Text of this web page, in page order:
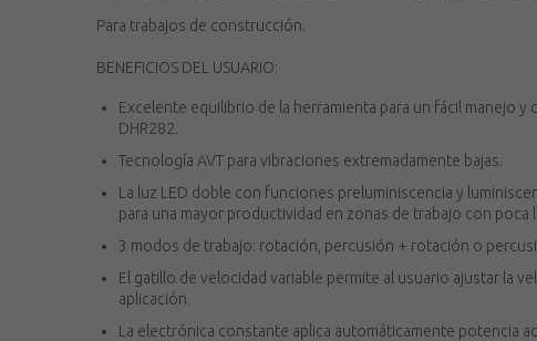
Para trabajos de construcción.
BENEFICIOS DEL USUARIO:
Excelente equilibrio de la herramienta para un fácil manejo y
DHR282.
Tecnología AVT para vibraciones extremadamente bajas.
La luz LED doble con funciones preluminiscencia y
para una mayor productividad en zonas de trabajo con poca
3 modos de trabajo: rotación, percusión + rotación o
El gatillo de velocidad variable permite al usuario ajustar la
aplicación.
La electrónica constante aplica automáticamente potencia